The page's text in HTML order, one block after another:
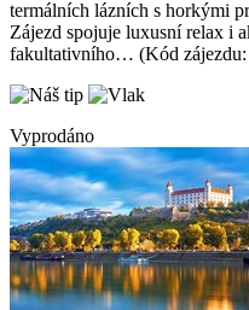
Utečte na chvíli od
termálních lázních s horkými
Zájezd spojuje luxusní relax i
Vyprodáno